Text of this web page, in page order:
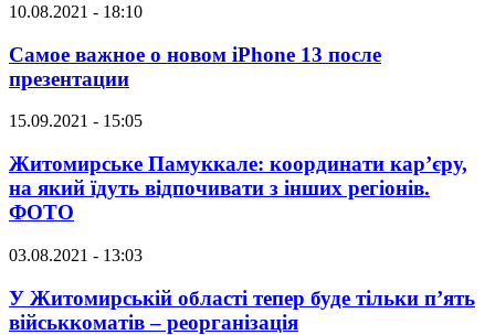
10.08.2021 - 18:10
Самое важное о новом iPhone 13 после
презентации
15.09.2021 - 15:05
Житомирське Памуккале: координати кар’єру,
на який їдуть відпочивати з інших регіонів.
ФОТО
03.08.2021 - 13:03
У Житомирській області тепер буде тільки п’ять
військкоматів – реорганізація